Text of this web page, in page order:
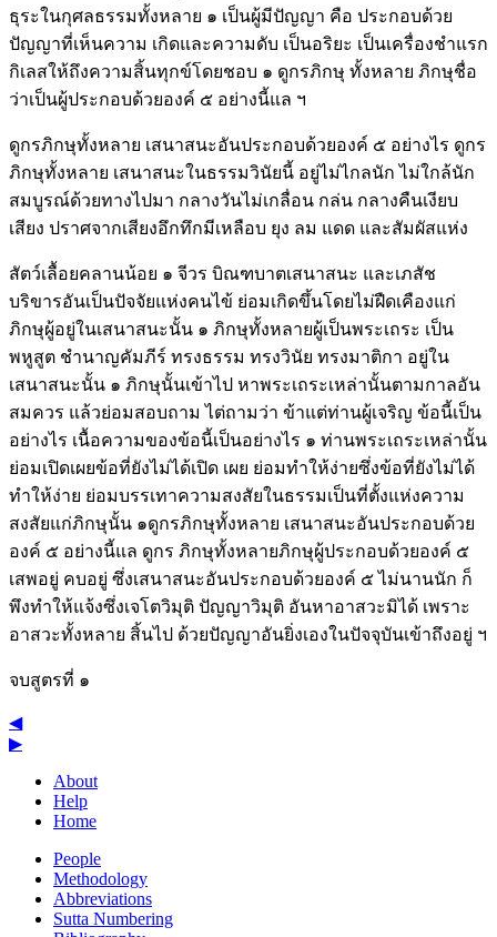
ธุระในกุศลธรรมทั้งหลาย ๑ เป็นผู้มีปัญญา คือ ประกอบด้วย
ปัญญาที่เห็นความ เกิดและความดับ เป็นอริยะ เป็นเครื่องชำแรก
กิเลสให้ถึงความสิ้นทุกข์โดยชอบ ๑ ดูกรภิกษุ ทั้งหลาย ภิกษุชื่อ
ว่าเป็นผู้ประกอบด้วยองค์ ๕ อย่างนี้แล ฯ
ดูกรภิกษุทั้งหลาย เสนาสนะอันประกอบด้วยองค์ ๕ อย่างไร ดูกร
ภิกษุทั้งหลาย เสนาสนะในธรรมวินัยนี้ อยู่ไม่ไกลนัก ไม่ใกล้นัก
สมบูรณ์ด้วยทางไปมา กลางวันไม่เกลื่อน กล่น กลางคืนเงียบ
เสียง ปราศจากเสียงอึกทึกมีเหลือบ ยุง ลม แดด และสัมผัสแห่ง
สัตว์เลื้อยคลานน้อย ๑ จีวร บิณฑบาตเสนาสนะ และเภสัช
บริขารอันเป็นปัจจัยแห่งคนไข้ ย่อมเกิดขึ้นโดยไม่ฝืดเคืองแก่
ภิกษุผู้อยู่ในเสนาสนะนั้น ๑ ภิกษุทั้งหลายผู้เป็นพระเถระ เป็น
พหูสูต ชำนาญคัมภีร์ ทรงธรรม ทรงวินัย ทรงมาติกา อยู่ใน
เสนาสนะนั้น ๑ ภิกษุนั้นเข้าไป หาพระเถระเหล่านั้นตามกาลอัน
สมควร แล้วย่อมสอบถาม ไต่ถามว่า ข้าแต่ท่านผู้เจริญ ข้อนี้เป็น
อย่างไร เนื้อความของข้อนี้เป็นอย่างไร ๑ ท่านพระเถระเหล่านั้น
ย่อมเปิดเผยข้อที่ยังไม่ได้เปิด เผย ย่อมทำให้ง่ายซึ่งข้อที่ยังไม่ได้
ทำให้ง่าย ย่อมบรรเทาความสงสัยในธรรมเป็นที่ตั้งแห่งความ
สงสัยแก่ภิกษุนั้น ๑ดูกรภิกษุทั้งหลาย เสนาสนะอันประกอบด้วย
องค์ ๕ อย่างนี้แล ดูกร ภิกษุทั้งหลายภิกษุผู้ประกอบด้วยองค์ ๕
เสพอยู่ คบอยู่ ซึ่งเสนาสนะอันประกอบด้วยองค์ ๕ ไม่นานนัก ก็
พึงทำให้แจ้งซึ่งเจโตวิมุติ ปัญญาวิมุติ อันหาอาสวะมิได้ เพราะ
อาสวะทั้งหลาย สิ้นไป ด้วยปัญญาอันยิ่งเองในปัจจุบันเข้าถึงอยู่ ฯ
จบสูตรที่ ๑
◀
▶
About
Help
Home
People
Methodology
Abbreviations
Sutta Numbering